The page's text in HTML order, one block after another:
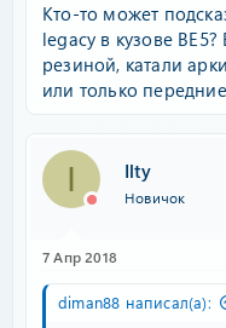
Кто-то может
legacy в кузове
резиной, катали
или только
I Ilty
Новичок
7 Апр 2018
diman88 написал(а):